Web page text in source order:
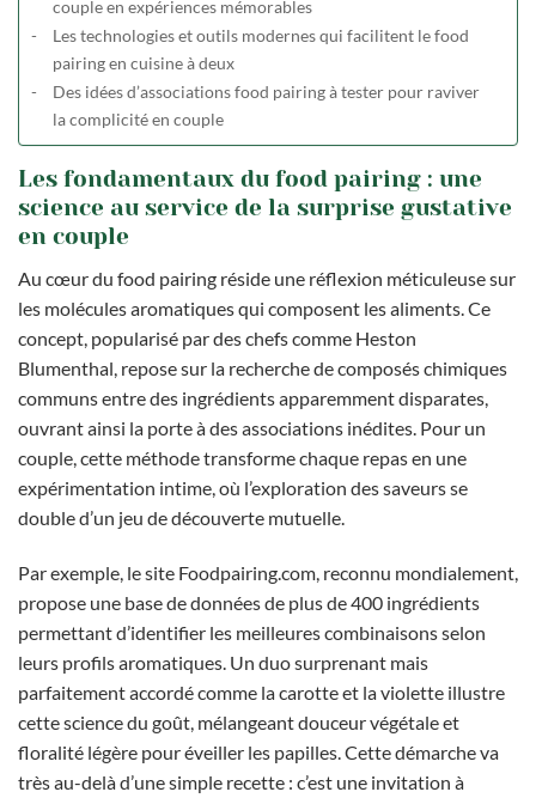
couple en expériences mémorables
Les technologies et outils modernes qui facilitent le food
pairing en cuisine à deux
Des idées d’associations food pairing à tester pour raviver
la complicité en couple
Les fondamentaux du food pairing : une
science au service de la surprise gustative
en couple
Au cœur du food pairing réside une réflexion méticuleuse sur
les molécules aromatiques qui composent les aliments. Ce
concept, popularisé par des chefs comme Heston
Blumenthal, repose sur la recherche de composés chimiques
communs entre des ingrédients apparemment disparates,
ouvrant ainsi la porte à des associations inédites. Pour un
couple, cette méthode transforme chaque repas en une
expérimentation intime, où l’exploration des saveurs se
double d’un jeu de découverte mutuelle.
Par exemple, le site Foodpairing.com, reconnu mondialement,
propose une base de données de plus de 400 ingrédients
permettant d’identifier les meilleures combinaisons selon
leurs profils aromatiques. Un duo surprenant mais
parfaitement accordé comme la carotte et la violette illustre
cette science du goût, mélangeant douceur végétale et
floralité légère pour éveiller les papilles. Cette démarche va
très au-delà d’une simple recette : c’est une invitation à